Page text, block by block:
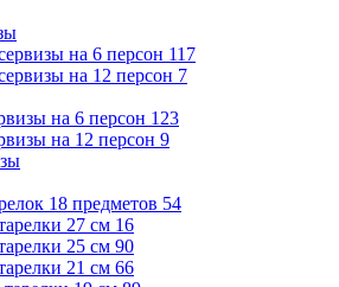
на 6 персон 117
на 12 персон 7
на 6 персон 123
на 12 персон 9
18 предметов 54
27 см 16
25 см 90
21 см 66